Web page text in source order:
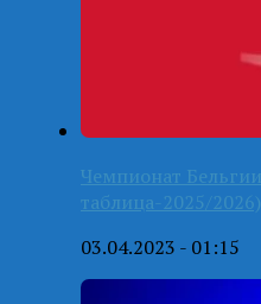
Чемпионат
таблица-2025/2026)
03.04.2023 - 01:15